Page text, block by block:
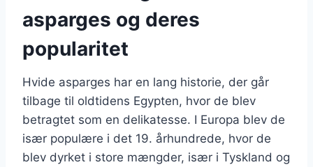
asparges og deres
popularitet
Hvide asparges har en lang historie, der går
tilbage til oldtidens Egypten, hvor de blev
betragtet som en delikatesse. I Europa blev de
især populære i det 19. århundrede, hvor de
blev dyrket i store mængder, især i Tyskland og